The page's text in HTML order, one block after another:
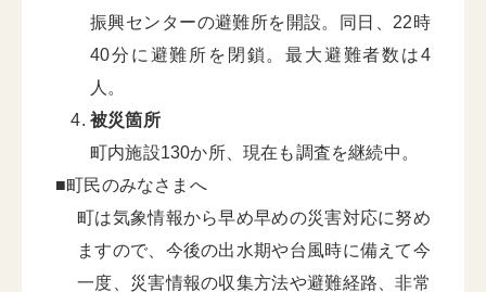
振興センターの避難所を開設。同日、22時
40分に避難所を閉鎖。最大避難者数は4
人。
被災箇所
町内施設130か所、現在も調査を継続中。
■町民のみなさまへ
町は気象情報から早め早めの災害対応に努め
ますので、今後の出水期や台風時に備えて今
一度、災害情報の収集方法や避難経路、非常